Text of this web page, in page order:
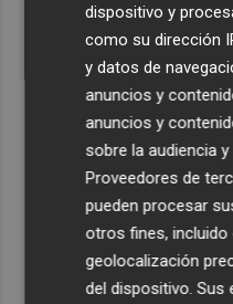
Ferran Torres, recibido
pueblo: "Allá donde voy
Foios se vuelca con
Las '200 vidas' que
cima del cine: un
del actor
Y también se hace de
por el Elche CF
dispositivo y
como su dirección
y datos de
anuncios y
anuncios y
sobre la audiencia
Proveedores de
pueden procesar
otros fines,
geolocalización
del dispositivo. Sus